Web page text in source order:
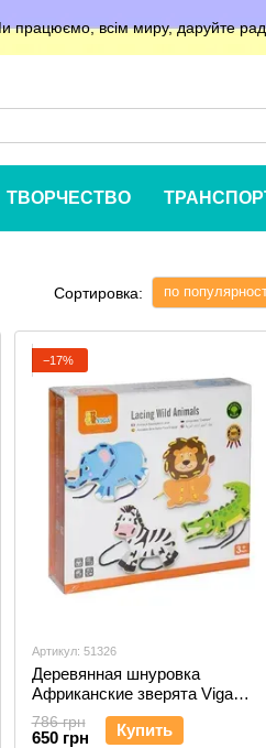
працюємо, всім миру, даруйте
ТВОРЧЕСТВО
Сортировка: по
−17%
Артикул: 51326
Деревянная шнуровка
Африканские зверята Viga
Toys (51326)
786 грн
650 грн Купить